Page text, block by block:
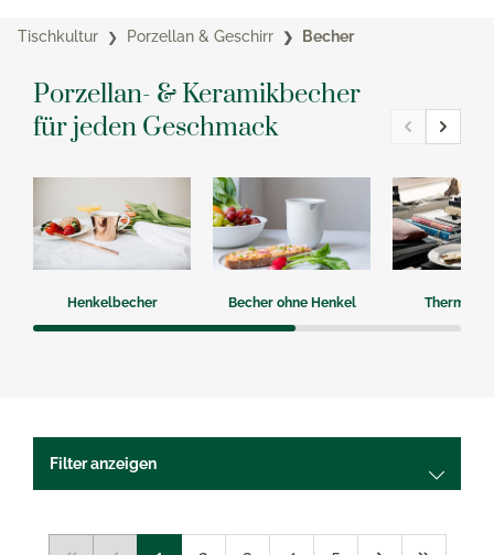
Tischkultur Porzellan & Geschirr Becher
Porzellan- & Keramikbecher
für jeden Geschmack
Henkelbecher Becher ohne Henkel
Filter anzeigen